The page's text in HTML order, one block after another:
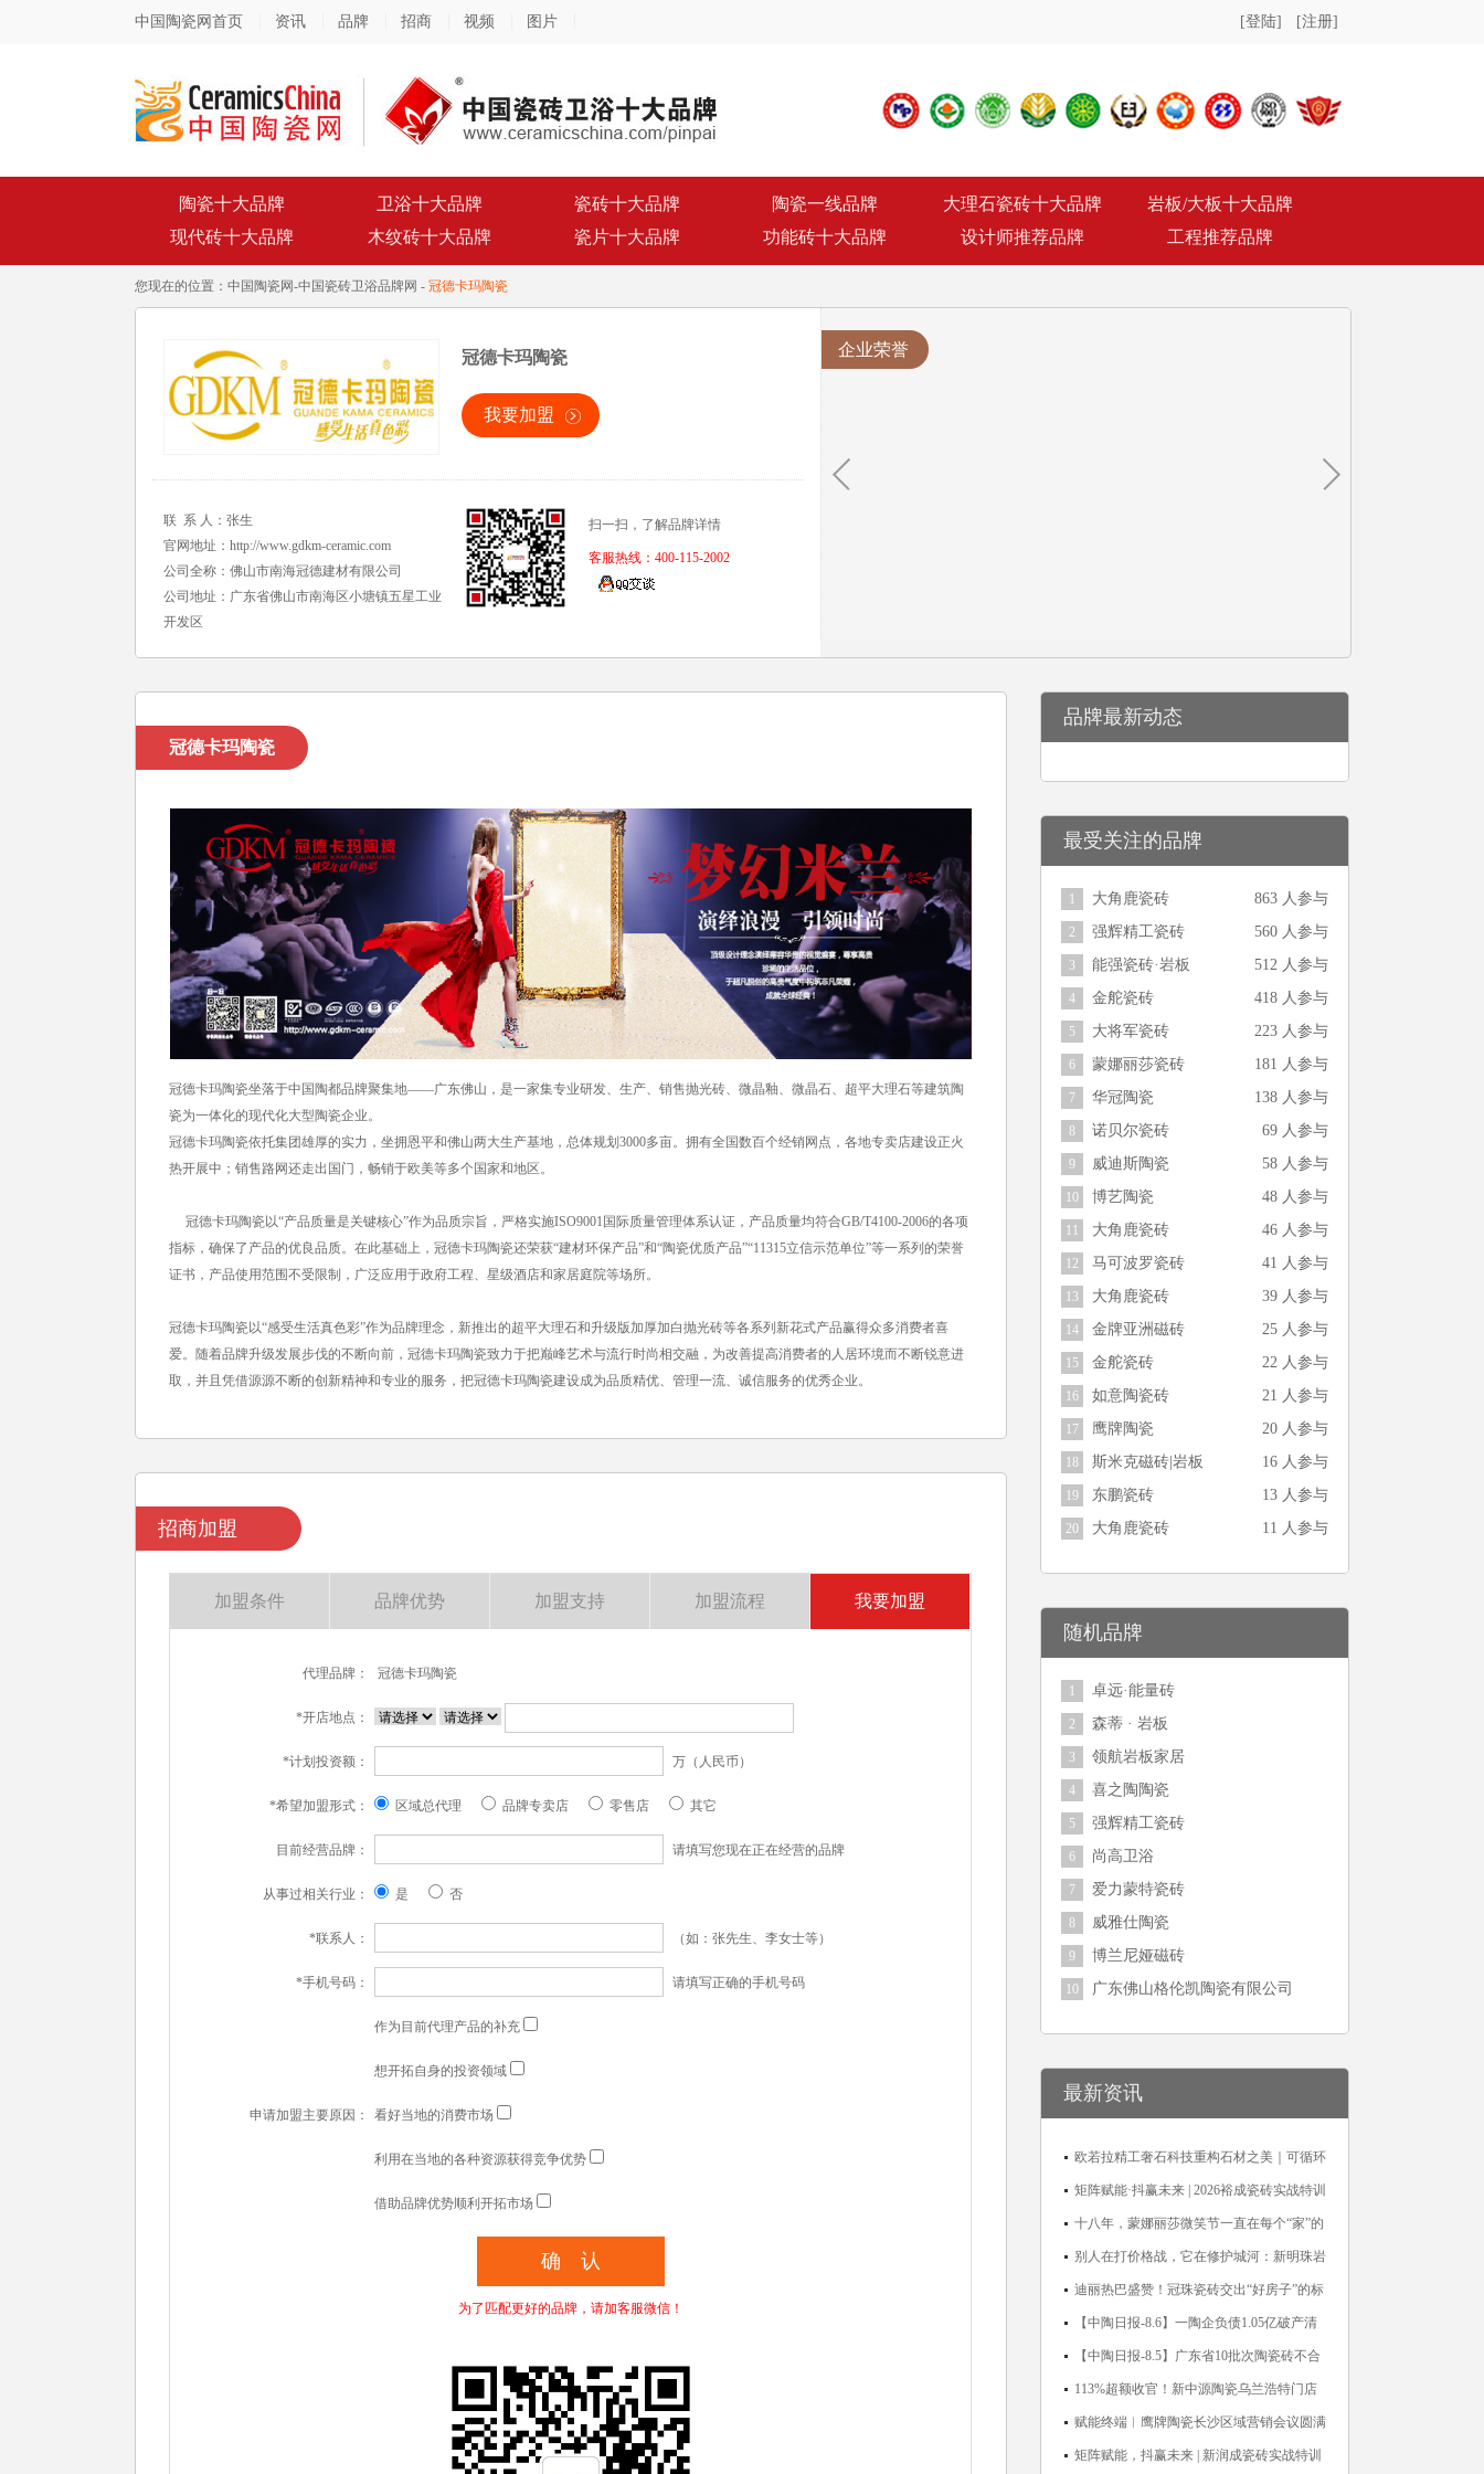
中国陶瓷网首页 资讯 品牌 招商 视频 图片 [登陆] [注册]
陶瓷十大品牌 卫浴十大品牌 瓷砖十大品牌 陶瓷一线品牌 大理石瓷砖十大品牌
岩板/大板十大品牌
现代砖十大品牌
木纹砖十大品牌 瓷片十大品牌 功能砖十大品牌 设计师推荐品牌 工程推荐品牌
您现在的位置： 中国陶瓷网-中国瓷砖卫浴品牌网 - 冠德卡玛陶瓷
冠德卡玛陶瓷
我要加盟
联 系 人：张生
官网地址： http://www.gdkm-ceramic.com
公司全称：佛山市南海冠德建材有限公司
公司地址：广东省佛山市南海区小塘镇五星工业
开发区
扫一扫，了解品牌详情
客服热线：400-115-2002
企业荣誉
冠德卡玛陶瓷
冠德卡玛陶瓷坐落于中国陶都品牌聚集地——广东佛山，是一家集专业研发、生产、销售抛光砖、微晶釉、微晶石、超平大理石等建筑陶
瓷为一体化的现代化大型陶瓷企业。
冠德卡玛陶瓷依托集团雄厚的实力，坐拥恩平和佛山两大生产基地，总体规划3000多亩。拥有全国数百个经销网点，各地专卖店建设正火
热开展中；销售路网还走出国门，畅销于欧美等多个国家和地区。
冠德卡玛陶瓷以“产品质量是关键核心”作为品质宗旨，严格实施ISO9001国际质量管理体系认证，产品质量均符合GB/T4100-2006的各项
指标，确保了产品的优良品质。在此基础上，冠德卡玛陶瓷还荣获“建材环保产品”和“陶瓷优质产品”“11315立信示范单位”等一系列的荣誉
证书，产品使用范围不受限制，广泛应用于政府工程、星级酒店和家居庭院等场所。
冠德卡玛陶瓷以“感受生活真色彩”作为品牌理念，新推出的超平大理石和升级版加厚加白抛光砖等各系列新花式产品赢得众多消费者喜
爱。随着品牌升级发展步伐的不断向前，冠德卡玛陶瓷致力于把巅峰艺术与流行时尚相交融，为改善提高消费者的人居环境而不断锐意进
取，并且凭借源源不断的创新精神和专业的服务，把冠德卡玛陶瓷建设成为品质精优、管理一流、诚信服务的优秀企业。
招商加盟
加盟条件 品牌优势 加盟支持 加盟流程 我要加盟
代理品牌： 冠德卡玛陶瓷
*开店地点：
*计划投资额： 万（人民币）
*希望加盟形式： 区域总代理 品牌专卖店 零售店 其它
目前经营品牌： 请填写您现在正在经营的品牌
从事过相关行业： 是 否
*联系人： （如：张先生、李女士等）
*手机号码： 请填写正确的手机号码
申请加盟主要原因：
作为目前代理产品的补充
想开拓自身的投资领域
看好当地的消费市场
利用在当地的各种资源获得竞争优势
借助品牌优势顺利开拓市场
为了匹配更好的品牌，请加客服微信！
品牌最新动态
最受关注的品牌
1 大角鹿瓷砖 863 人参与
2 强辉精工瓷砖 560 人参与
3 能强瓷砖·岩板 512 人参与
4 金舵瓷砖 418 人参与
5 大将军瓷砖 223 人参与
6 蒙娜丽莎瓷砖 181 人参与
7 华冠陶瓷 138 人参与
8 诺贝尔瓷砖 69 人参与
9 威迪斯陶瓷 58 人参与
10 博艺陶瓷 48 人参与
11 大角鹿瓷砖 46 人参与
12 马可波罗瓷砖 41 人参与
13 大角鹿瓷砖 39 人参与
14 金牌亚洲磁砖 25 人参与
15 金舵瓷砖 22 人参与
16 如意陶瓷砖 21 人参与
17 鹰牌陶瓷 20 人参与
18 斯米克磁砖|岩板 16 人参与
19 东鹏瓷砖 13 人参与
20 大角鹿瓷砖 11 人参与
随机品牌
1 卓远·能量砖
2 森蒂 · 岩板
3 领航岩板家居
4 喜之陶陶瓷
5 强辉精工瓷砖
6 尚高卫浴
7 爱力蒙特瓷砖
8 威雅仕陶瓷
9 博兰尼娅磁砖
10 广东佛山格伦凯陶瓷有限公司
最新资讯
欧若拉精工奢石科技重构石材之美｜可循环
高纯度微晶，重新定义高端奢石原料
矩阵赋能·抖赢未来 | 2026裕成瓷砖实战特训
营圆满收官
十八年，蒙娜丽莎微笑节一直在每个“家”的
故事里
别人在打价格战，它在修护城河：新明珠岩
板的逆势密码
迪丽热巴盛赞！冠珠瓷砖交出“好房子”的标
准答卷
【中陶日报-8.6】一陶企负债1.05亿破产清
算；东鹏拟延长基金投资期限；工信部开展
建陶行业能效领跑者企业推荐工作
【中陶日报-8.5】广东省10批次陶瓷砖不合
格；科达购买特福国际股份申请未通过；蒙
娜丽莎5千万回购股份；建霖家居海外产能
突破18亿元
113%超额收官！新中源陶瓷乌兰浩特门店
周年活动圆满落幕
赋能终端︱鹰牌陶瓷长沙区域营销会议圆满
举行，共探渠道拓展与门店升级新路径
矩阵赋能，抖赢未来 | 新润成瓷砖实战特训